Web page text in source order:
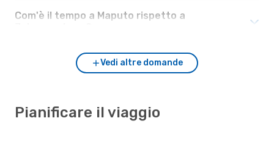
Com'è il tempo a Maputo rispetto a
Vedi altre domande
Pianificare il viaggio